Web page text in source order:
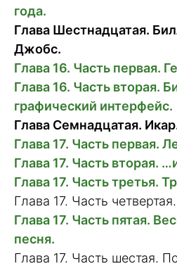
года.
Глава Шестнадцатая.
Джобс.
Глава 16. Часть первая.
Глава 16. Часть вторая.
графический интерфейс.
Глава Семнадцатая.
Глава 17. Часть первая.
Глава 17. Часть вторая.
Глава 17. Часть третья.
Глава 17. Часть
Глава 17. Часть пятая.
песня.
Глава 17. Часть шестая.